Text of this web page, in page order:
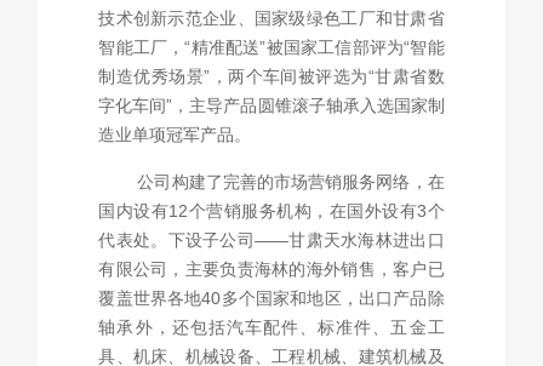
技术创新示范企业、国家级绿色工厂和甘肃省
智能工厂，“精准配送”被国家工信部评为“智能
制造优秀场景”，两个车间被评选为“甘肃省数
字化车间”，主导产品圆锥滚子轴承入选国家制
造业单项冠军产品。
公司构建了完善的市场营销服务网络，在
国内设有12个营销服务机构，在国外设有3个
代表处。下设子公司——甘肃天水海林进出口
有限公司，主要负责海林的海外销售，客户已
覆盖世界各地40多个国家和地区，出口产品除
轴承外，还包括汽车配件、标准件、五金工
具、机床、机械设备、工程机械、建筑机械及